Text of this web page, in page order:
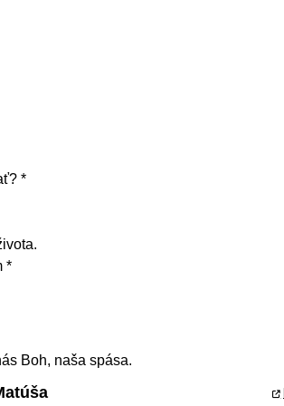
*
*
Boh, naša spása.